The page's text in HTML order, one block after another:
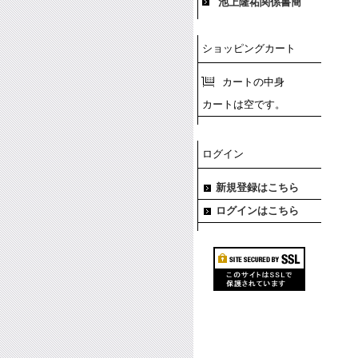
ショッピングカート
カートの中身
カートは空です。
ログイン
新規登録はこちら
ログインはこちら